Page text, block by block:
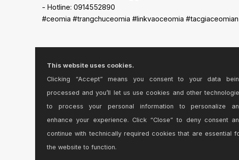
- Hotline: 0914552890
#ceomia #trangchuceomia #linkvaoceomia
This website uses cookies.
Clicking “Accept” means you consent to your data
processed and you’ll let us use cookies and other
to process your personal information to personalize
enhance your experience. Click “Close” to deny consent
continue with technically required cookies that are essential
the website to function.